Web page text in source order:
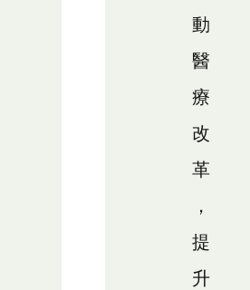
動
醫
療
改
革
，
提
升